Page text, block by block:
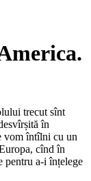
trecut sînt
în
vom întîlni cu un
cînd în
pentru a-i înțelege